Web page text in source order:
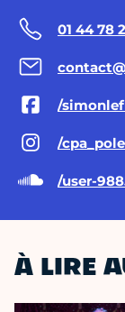
01 44 78
/
/
/user-
À LIRE